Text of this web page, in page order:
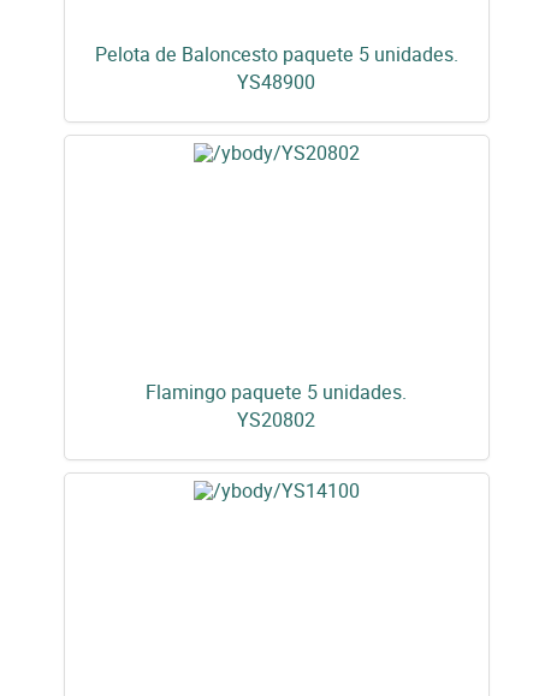
Pelota de Baloncesto paquete 5 unidades.
YS48900
Flamingo paquete 5 unidades.
YS20802